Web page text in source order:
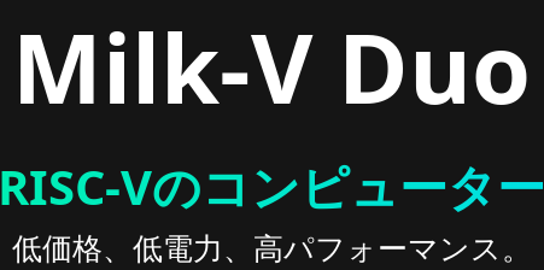
Milk-V Duo
RISC-Vのコンピューター
低価格、低電力、高パフォーマンス。